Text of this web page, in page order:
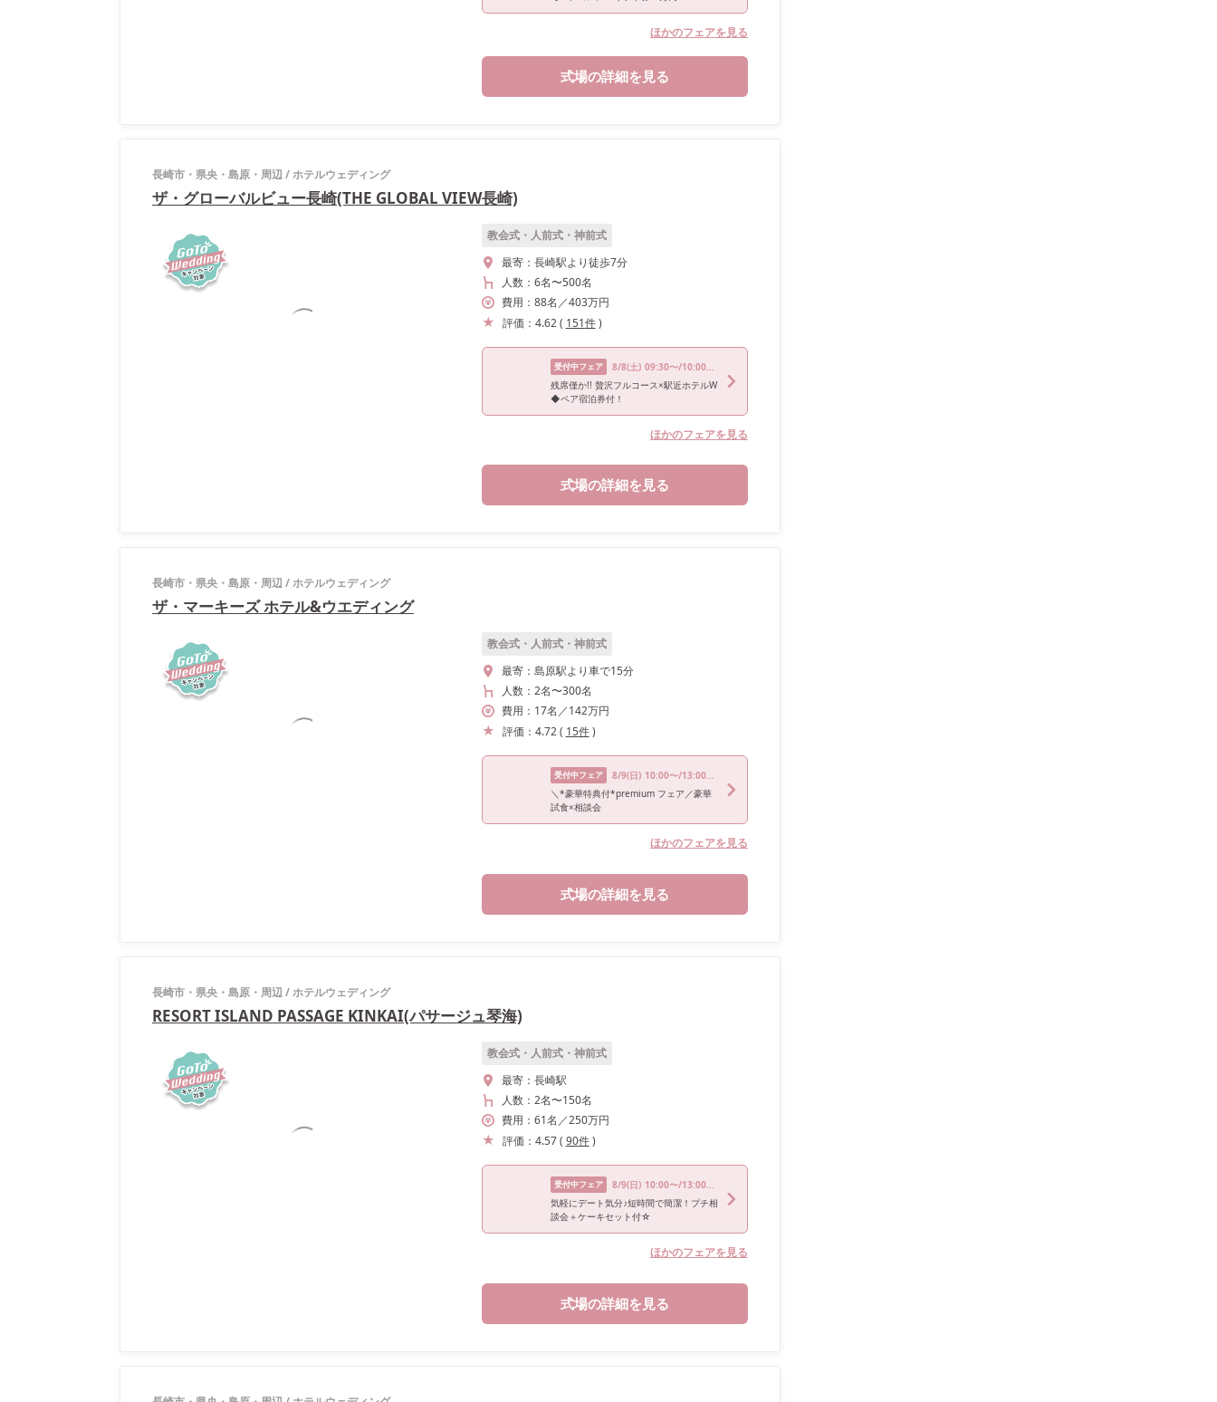
ほかのフェアを見る
式場の詳細を見る
長崎市・県央・島原・周辺/ホテルウェディング
ザ・グローバルビュー長崎(THE GLOBAL VIEW長崎)
教会式・人前式・神前式
最寄： 長崎駅より徒歩7分
人数： 6名〜500名
費用： 88名 ／403万円
評価： 4.62( 151件)
受付中フェア 8/8(土) 09:30〜/10:00〜/14:00〜/15:00〜/16:00〜
残席僅か!! 贅沢フルコース×駅近ホテルW
◆ペア宿泊券付！
ほかのフェアを見る
式場の詳細を見る
長崎市・県央・島原・周辺/ホテルウェディング
ザ・マーキーズ ホテル&ウエディング
教会式・人前式・神前式
最寄： 島原駅より車で15分
人数： 2名〜300名
費用： 17名／142万円
評価： 4.72( 15件)
受付中フェア 8/9(日) 10:00〜/13:00〜/15:00〜
＼*豪華特典付*premium フェア／豪華
試食×相談会
ほかのフェアを見る
式場の詳細を見る
長崎市・県央・島原・周辺/ホテルウェディング
RESORT ISLAND PASSAGE KINKAI(パサージュ琴海)
教会式・人前式・神前式
最寄： 長崎駅
人数： 2名〜150名
費用： 61名 ／250万円
評価： 4.57( 90件)
受付中フェア 8/9(日) 10:00〜/13:00〜/16:00〜
気軽にデート気分♪短時間で簡潔！プチ相
談会＋ケーキセット付☆
ほかのフェアを見る
式場の詳細を見る